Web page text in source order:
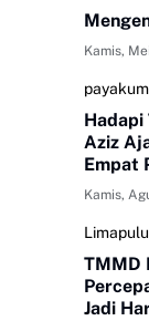
Kamis,
Aziz
Empat
Kamis,
TMMD
Jadi